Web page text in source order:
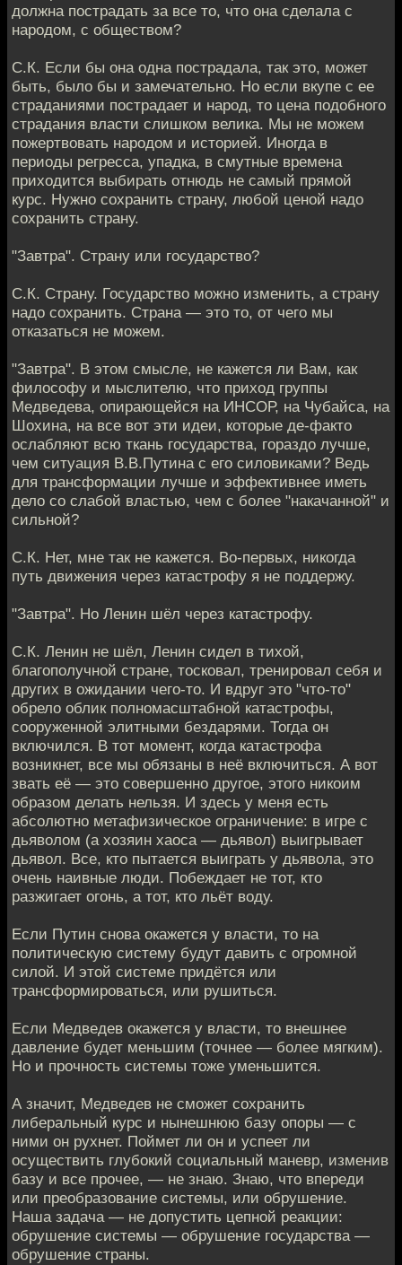
должна пострадать за все то, что она сделала с
народом, с обществом?
С.К. Если бы она одна пострадала, так это, может
быть, было бы и замечательно. Но если вкупе с ее
страданиями пострадает и народ, то цена подобного
страдания власти слишком велика. Мы не можем
пожертвовать народом и историей. Иногда в
периоды регресса, упадка, в смутные времена
приходится выбирать отнюдь не самый прямой
курс. Нужно сохранить страну, любой ценой надо
сохранить страну.
"Завтра". Страну или государство?
С.К. Страну. Государство можно изменить, а страну
надо сохранить. Страна — это то, от чего мы
отказаться не можем.
"Завтра". В этом смысле, не кажется ли Вам, как
философу и мыслителю, что приход группы
Медведева, опирающейся на ИНСОР, на Чубайса, на
Шохина, на все вот эти идеи, которые де-факто
ослабляют всю ткань государства, гораздо лучше,
чем ситуация В.В.Путина с его силовиками? Ведь
для трансформации лучше и эффективнее иметь
дело со слабой властью, чем с более "накачанной" и
сильной?
С.К. Нет, мне так не кажется. Во-первых, никогда
путь движения через катастрофу я не поддержу.
"Завтра". Но Ленин шёл через катастрофу.
С.К. Ленин не шёл, Ленин сидел в тихой,
благополучной стране, тосковал, тренировал себя и
других в ожидании чего-то. И вдруг это "что-то"
обрело облик полномасштабной катастрофы,
сооруженной элитными бездарями. Тогда он
включился. В тот момент, когда катастрофа
возникнет, все мы обязаны в неё включиться. А вот
звать её — это совершенно другое, этого никоим
образом делать нельзя. И здесь у меня есть
абсолютно метафизическое ограничение: в игре с
дьяволом (а хозяин хаоса — дьявол) выигрывает
дьявол. Все, кто пытается выиграть у дьявола, это
очень наивные люди. Побеждает не тот, кто
разжигает огонь, а тот, кто льёт воду.
Если Путин снова окажется у власти, то на
политическую систему будут давить с огромной
силой. И этой системе придётся или
трансформироваться, или рушиться.
Если Медведев окажется у власти, то внешнее
давление будет меньшим (точнее — более мягким).
Но и прочность системы тоже уменьшится.
А значит, Медведев не сможет сохранить
либеральный курс и нынешнюю базу опоры — с
ними он рухнет. Поймет ли он и успеет ли
осуществить глубокий социальный маневр, изменив
базу и все прочее, — не знаю. Знаю, что впереди
или преобразование системы, или обрушение.
Наша задача — не допустить цепной реакции:
обрушение системы — обрушение государства —
обрушение страны.